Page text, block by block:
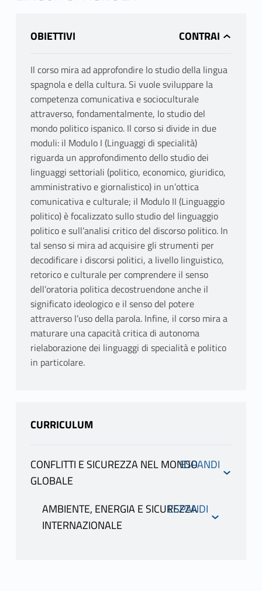
OBIETTIVI
Il corso mira ad approfondire lo studio della lingua
spagnola e della cultura. Si vuole sviluppare la
competenza comunicativa e socioculturale
attraverso, fondamentalmente, lo studio del
mondo politico ispanico. Il corso si divide in due
moduli: il Modulo I (Linguaggi di specialità)
riguarda un approfondimento dello studio dei
linguaggi settoriali (politico, economico, giuridico,
amministrativo e giornalistico) in un’ottica
comunicativa e culturale; il Modulo II (Linguaggio
politico) è focalizzato sullo studio del linguaggio
politico e sull’analisi critico del discorso politico. In
tal senso si mira ad acquisire gli strumenti per
decodificare i discorsi politici, a livello linguistico,
retorico e culturale per comprendere il senso
dell’oratoria politica decostruendone anche il
significato ideologico e il senso del potere
attraverso l’uso della parola. Infine, il corso mira a
maturare una capacità critica di autonoma
rielaborazione dei linguaggi di specialità e politico
in particolare.
CURRICULUM
CONFLITTI E SICUREZZA NEL MONDO
GLOBALE
INFORMAZIONI
AMBIENTE, ENERGIA E SICUREZZA
INTERNAZIONALE